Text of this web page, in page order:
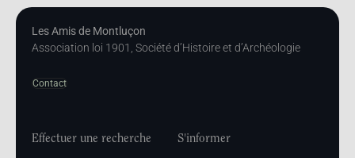
Les Amis de Montluçon
Association loi 1901, Société d’Histoire et d’Archéologie
Contact
Effectuer une recherche S'informer